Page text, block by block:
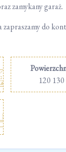
zamykany garaż.
zapraszamy do
120 130